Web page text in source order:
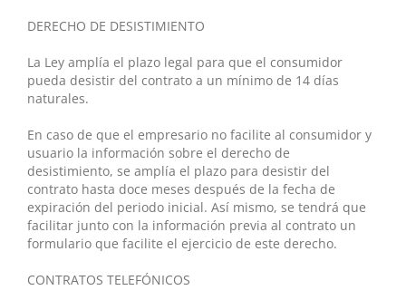
DERECHO DE DESISTIMIENTO
La Ley amplía el plazo legal para que el consumidor
pueda desistir del contrato a un mínimo de 14 días
naturales.
En caso de que el empresario no facilite al consumidor y
usuario la información sobre el derecho de
desistimiento, se amplía el plazo para desistir del
contrato hasta doce meses después de la fecha de
expiración del periodo inicial. Así mismo, se tendrá que
facilitar junto con la información previa al contrato un
formulario que facilite el ejercicio de este derecho.
CONTRATOS TELEFÓNICOS